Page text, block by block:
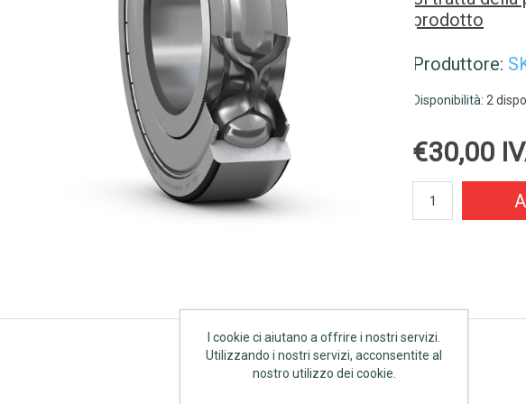
prodotto
Produttore:
Disponibilità: 2
€30,00
I cookie ci aiutano a offrire i nostri servizi.
Utilizzando i nostri servizi, acconsentite al
nostro utilizzo dei cookie.